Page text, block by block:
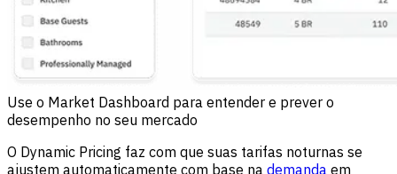
Use o Market Dashboard para entender e prever o
desempenho no seu mercado
O Dynamic Pricing faz com que suas tarifas noturnas se
ajustem automaticamente com base na demanda em